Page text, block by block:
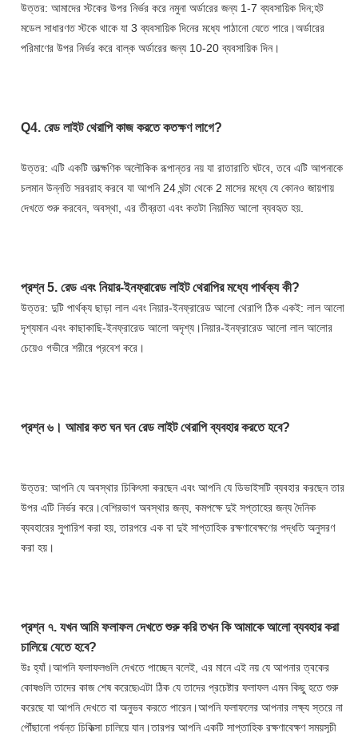
উত্তর: আমাদের স্টকের উপর নির্ভর করে নমুনা অর্ডারের জন্য 1-7 ব্যবসায়িক দিন;হট
মডেল সাধারণত স্টকে থাকে যা 3 ব্যবসায়িক দিনের মধ্যে পাঠানো যেতে পারে।অর্ডারের
পরিমাণের উপর নির্ভর করে বাল্ক অর্ডারের জন্য 10-20 ব্যবসায়িক দিন।
Q4. রেড লাইট থেরাপি কাজ করতে কতক্ষণ লাগে?
উত্তর: এটি একটি তাত্ক্ষণিক অলৌকিক রূপান্তর নয় যা রাতারাতি ঘটবে, তবে এটি আপনাকে
চলমান উন্নতি সরবরাহ করবে যা আপনি 24 ঘন্টা থেকে 2 মাসের মধ্যে যে কোনও জায়গায়
দেখতে শুরু করবেন, অবস্থা, এর তীব্রতা এবং কতটা নিয়মিত আলো ব্যবহৃত হয়.
প্রশ্ন 5. রেড এবং নিয়ার-ইনফ্রারেড লাইট থেরাপির মধ্যে পার্থক্য কী?
উত্তর: দুটি পার্থক্য ছাড়া লাল এবং নিয়ার-ইনফ্রারেড আলো থেরাপি ঠিক একই: লাল আলো
দৃশ্যমান এবং কাছাকাছি-ইনফ্রারেড আলো অদৃশ্য।নিয়ার-ইনফ্রারেড আলো লাল আলোর
চেয়েও গভীরে শরীরে প্রবেশ করে।
প্রশ্ন ৬। আমার কত ঘন ঘন রেড লাইট থেরাপি ব্যবহার করতে হবে?
উত্তর: আপনি যে অবস্থার চিকিৎসা করছেন এবং আপনি যে ডিভাইসটি ব্যবহার করছেন তার
উপর এটি নির্ভর করে।বেশিরভাগ অবস্থার জন্য, কমপক্ষে দুই সপ্তাহের জন্য দৈনিক
ব্যবহারের সুপারিশ করা হয়, তারপরে এক বা দুই সাপ্তাহিক রক্ষণাবেক্ষণের পদ্ধতি অনুসরণ
করা হয়।
প্রশ্ন ৭. যখন আমি ফলাফল দেখতে শুরু করি তখন কি আমাকে আলো ব্যবহার করা
চালিয়ে যেতে হবে?
উঃ হ্যাঁ।আপনি ফলাফলগুলি দেখতে পাচ্ছেন বলেই, এর মানে এই নয় যে আপনার ত্বকের
কোষগুলি তাদের কাজ শেষ করেছে৷এটা ঠিক যে তাদের প্রচেষ্টার ফলাফল এমন কিছু হতে শুরু
করেছে যা আপনি দেখতে বা অনুভব করতে পারেন।আপনি ফলাফলের আপনার লক্ষ্য স্তরে না
পৌঁছানো পর্যন্ত চিকিত্সা চালিয়ে যান।তারপর আপনি একটি সাপ্তাহিক রক্ষণাবেক্ষণ সময়সূচী